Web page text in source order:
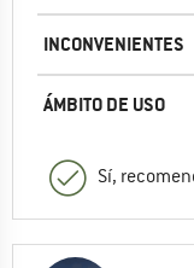
INCONVENIENTES
ÁMBITO DE USO
Sí,